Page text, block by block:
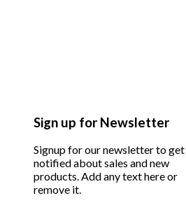
Sign up for Newsletter
Signup for our newsletter to get
notified about sales and new
products. Add any text here or
remove it.